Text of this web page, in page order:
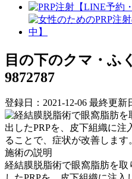
目の下のクマ・ふ
9872787
登録日：2021-12-06 最終更新
施術の説明
経結膜脱脂術で眼窩脂肪を